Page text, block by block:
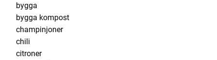
bygga
bygga kompost
champinjoner
chili
citroner